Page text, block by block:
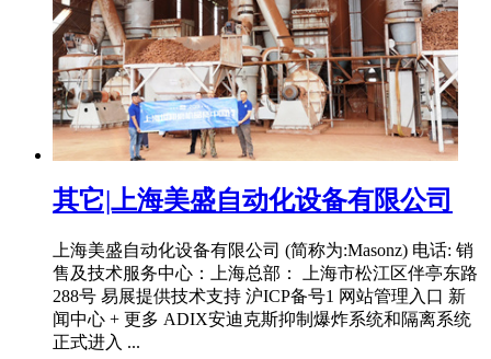
其它|上海美盛自动化设备有限公司
上海美盛自动化设备有限公司 (简称为:Masonz) 电话: 销
售及技术服务中心：上海总部： 上海市松江区伴亭东路
288号 易展提供技术支持 沪ICP备号1 网站管理入口 新
闻中心 + 更多 ADIX安迪克斯抑制爆炸系统和隔离系统
正式进入 ...